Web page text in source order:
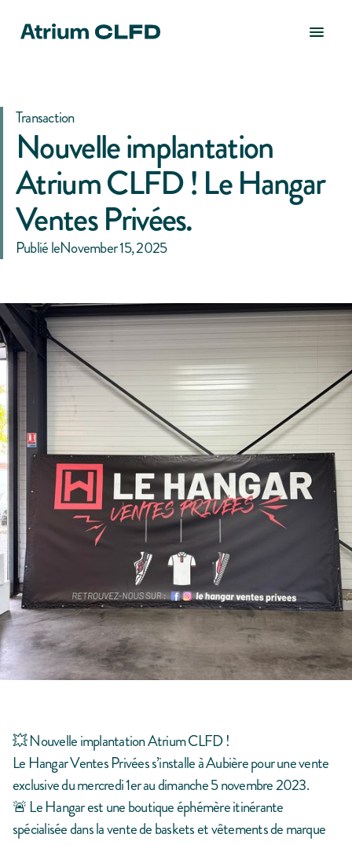
Transaction
Nouvelle implantation
Atrium CLFD ! Le Hangar
Ventes Privées.
Publié leNovember 15, 2025
💥 Nouvelle implantation Atrium CLFD !
Le Hangar Ventes Privées s’installe à Aubière pour une vente
exclusive du mercredi 1er au dimanche 5 novembre 2023.
🚨 Le Hangar est une boutique éphémère itinérante
spécialisée dans la vente de baskets et vêtements de marque